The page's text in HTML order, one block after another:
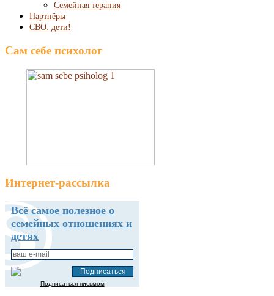
Семейная терапия
Партнёры
СВО: дети!
Сам себе психолог
Интернет-рассылка
Всё самое полезное о
семейных отношениях и
детях
Подписаться письмом